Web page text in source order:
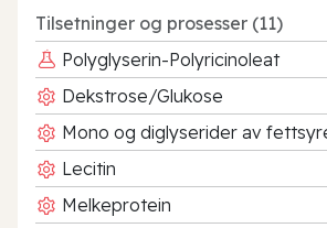
Tilsetninger og prosesser (11)
Polyglyserin-Polyricinoleat
Dekstrose/Glukose
Mono og diglyserider av
Lecitin
Melkeprotein